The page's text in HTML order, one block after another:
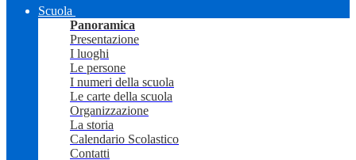
Scuola
Panoramica
Presentazione
I luoghi
Le persone
I numeri della scuola
Le carte della scuola
Organizzazione
La storia
Calendario Scolastico
Contatti